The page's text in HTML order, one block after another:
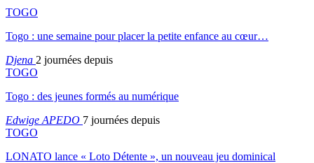
TOGO
Togo : une semaine pour placer la petite enfance au cœur…
Djena 2 journées depuis
TOGO
Togo : des jeunes formés au numérique
Edwige APEDO 7 journées depuis
TOGO
LONATO lance « Loto Détente », un nouveau jeu dominical